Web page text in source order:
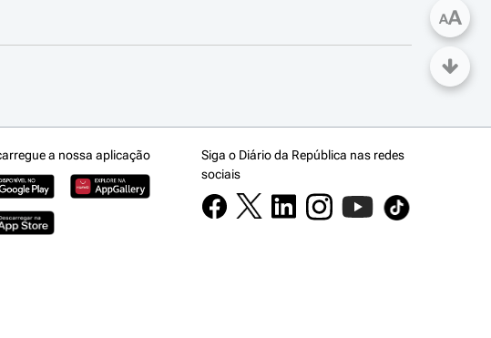
AA
a nossa aplicação
Siga o Diário da República nas redes
sociais